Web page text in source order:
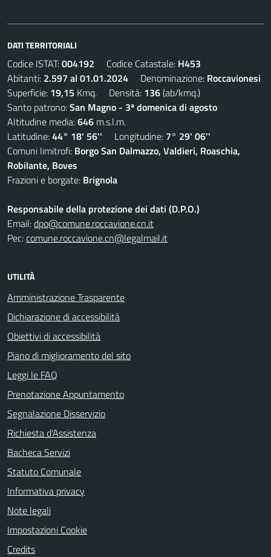
DATI TERRITORIALI
Codice ISTAT:004192 Codice Catastale: H453
Abitanti: 2.597 al 01.01.2024 Denominazione: Roccavionesi
Superficie: 19,15 Kmq. Densità: 136(ab/kmq.)
Santo patrono:San Magno - 3ª domenica di agosto
Altitudine media:646 m.s.l.m.
Latitudine:44° 18' 56'' Longitudine: 7° 29' 06''
Comuni limitrofi: Borgo San Dalmazzo, Valdieri, Roaschia,
Robilante, Boves
Frazioni e borgate: Brignola
Responsabile della protezione dei dati (D.P.O.)
Email:dpo@comune.roccavione.cn.it
Pec:comune.roccavione.cn@legalmail.it
UTILITÀ
Amministrazione Trasparente
Dichiarazione di accessibilità
Obiettivi di accessibilità
Piano di miglioramento del sito
Leggi le FAQ
Prenotazione Appuntamento
Segnalazione Disservizio
Richiesta d'Assistenza
Bacheca Servizi
Statuto Comunale
Informativa privacy
Note legali
Impostazioni Cookie
Credits